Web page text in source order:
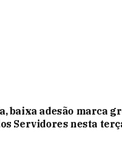
baixa adesão marca
Servidores nesta